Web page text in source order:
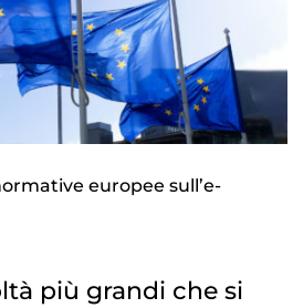
europee sull’e-
più grandi che si